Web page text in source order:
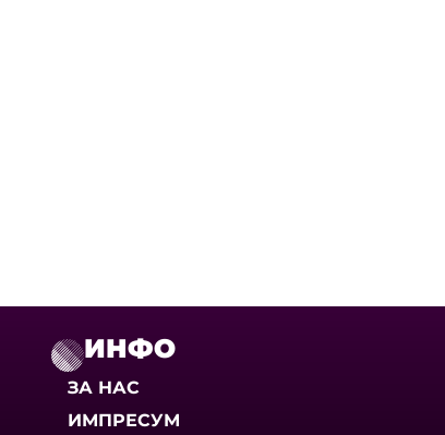
ИНФО
ЗА НАС
ИМПРЕСУМ